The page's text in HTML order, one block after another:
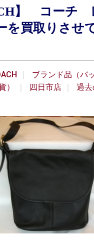
】 コーチ
を買取りさせ
ブランド品（バ
）
四日市店 過